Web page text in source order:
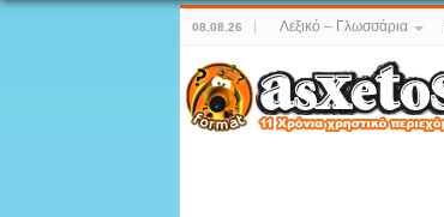
08.08.26 Λεξικό – Γλωσσάρια